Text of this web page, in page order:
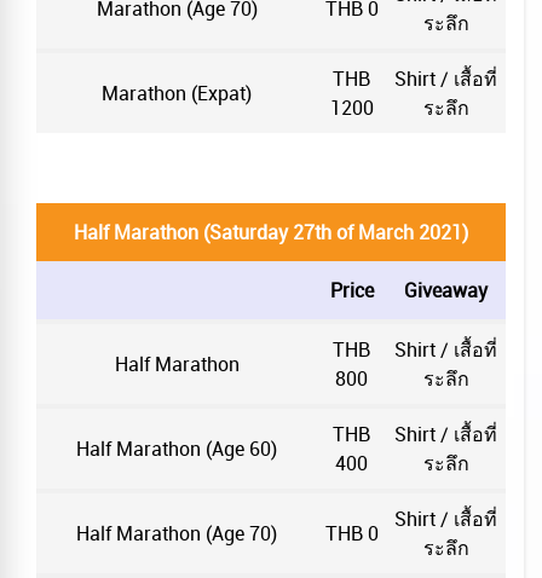
Marathon (Age 70) THB 0
ระลึก
Marathon (Expat)
THB
1200
Shirt / เสื้อที่
ระลึก
Half Marathon (Saturday 27th of March 2021)
Price Giveaway
Half Marathon
THB
800
Shirt / เสื้อที่
ระลึก
Half Marathon (Age 60)
THB
400
Shirt / เสื้อที่
ระลึก
Half Marathon (Age 70) THB 0
Shirt / เสื้อที่
ระลึก